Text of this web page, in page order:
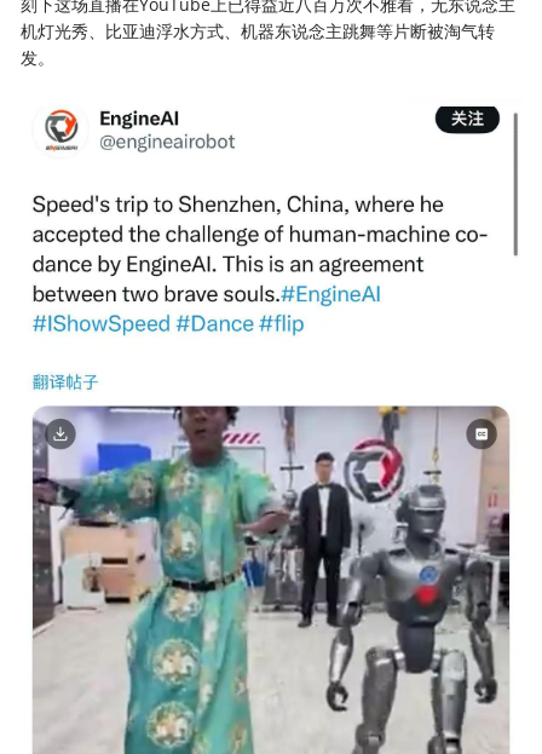
机灯光秀、比亚迪浮水方式、机器东说念主跳舞等片断被淘气转
发。